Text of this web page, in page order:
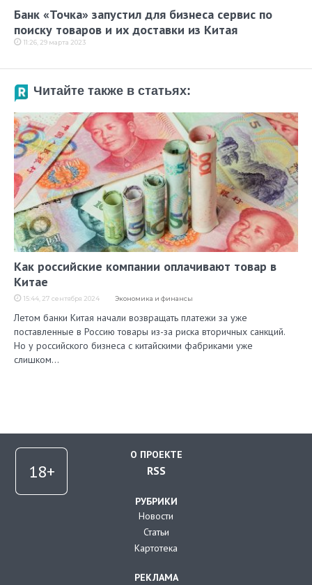
Банк «Точка» запустил для бизнеса сервис по
поиску товаров и их доставки из Китая
11:26, 29 марта 2023
Читайте также в статьях:
Как российские компании оплачивают товар в
Китае
15:44, 27 сентября 2024 Экономика и финансы
Летом банки Китая начали возвращать платежи за уже
поставленные в Россию товары из-за риска вторичных санкций.
Но у российского бизнеса с китайскими фабриками уже
слишком…
О ПРОЕКТЕ
RSS
РУБРИКИ
Новости
Статьи
Картотека
РЕКЛАМА